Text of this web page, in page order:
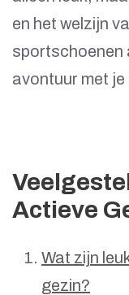
en het welzijn
sportschoenen
avontuur met je
Actieve
Wat zijn
gezin?